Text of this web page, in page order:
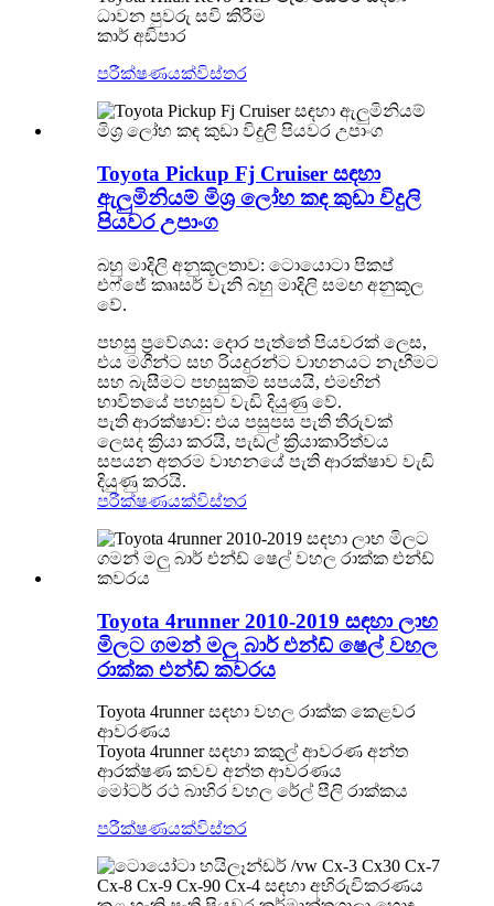
ධාවන පුවරු සවි කිරීම
කාර් අඩිපාර
පරීක්ෂණයක්විස්තර
Toyota Pickup Fj Cruiser සඳහා
ඇලුමිනියම් මිශ්‍ර ලෝහ කඳ කුඩා විදුලි
පියවර උපාංග
බහු මාදිලි අනුකූලතාව: ටොයොටා පිකප්
එෆ්ජේ කෲසර් වැනි බහු මාදිලි සමඟ අනුකූල
වේ.
පහසු ප්‍රවේශය: දොර පැත්තේ පියවරක් ලෙස,
එය මගීන්ට සහ රියදුරන්ට වාහනයට නැඟීමට
සහ බැසීමට පහසුකම් සපයයි, එමඟින්
භාවිතයේ පහසුව වැඩි දියුණු වේ.
පැති ආරක්ෂාව: එය පසුපස පැති තීරුවක්
ලෙසද ක්‍රියා කරයි, පැඩල් ක්‍රියාකාරිත්වය
සපයන අතරම වාහනයේ පැති ආරක්ෂාව වැඩි
දියුණු කරයි.
පරීක්ෂණයක්විස්තර
Toyota 4runner 2010-2019 සඳහා ලාභ
මිලට ගමන් මලු බාර් එන්ඩ් ෂෙල් වහල
රාක්ක එන්ඩ් කවරය
Toyota 4runner සඳහා වහල රාක්ක කෙළවර
ආවරණය
Toyota 4runner සඳහා කකුල් ආවරණ අන්ත
ආරක්ෂණ කවච අන්ත ආවරණය
මෝටර් රථ බාහිර වහල රේල් පීලි රාක්කය
පරීක්ෂණයක්විස්තර